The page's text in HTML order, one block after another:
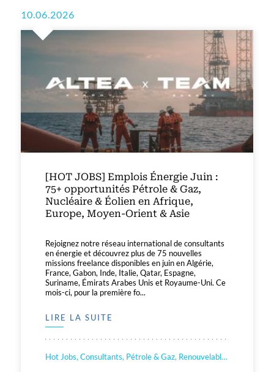
10.06.2026
[HOT JOBS] Emplois Énergie Juin :
75+ opportunités Pétrole & Gaz,
Nucléaire & Éolien en Afrique,
Europe, Moyen-Orient & Asie
Rejoignez notre réseau international de consultants
en énergie et découvrez plus de 75 nouvelles
missions freelance disponibles en juin en Algérie,
France, Gabon, Inde, Italie, Qatar, Espagne,
Suriname, Émirats Arabes Unis et Royaume-Uni. Ce
mois-ci, pour la première fo...
LIRE LA SUITE
Hot Jobs, Consultants, Pétrole & Gaz, Renouvelable, Nucléaire